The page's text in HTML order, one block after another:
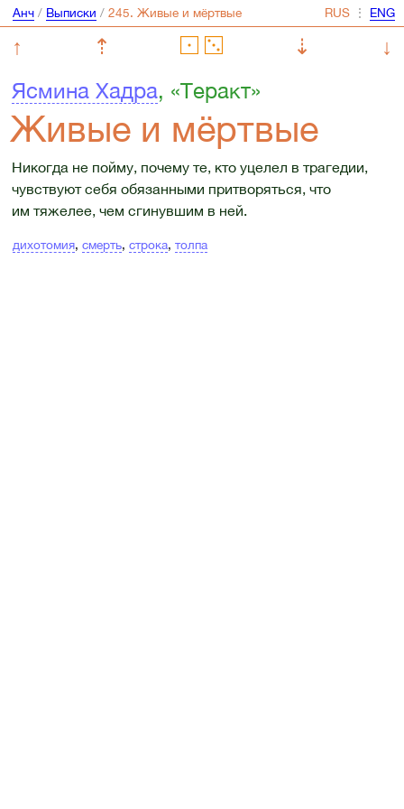
Анч/ Выписки / ⋮
↑ ⇡ ⇣
↓
Ясмина Хадра, «Теракт»
Живые и мёртвые
Никогда не пойму, почему те, кто уцелел в трагедии,
чувствуют себя обязанными притворяться, что
им тяжелее, чем сгинувшим в ней.
дихотомия, смерть, строка, толпа